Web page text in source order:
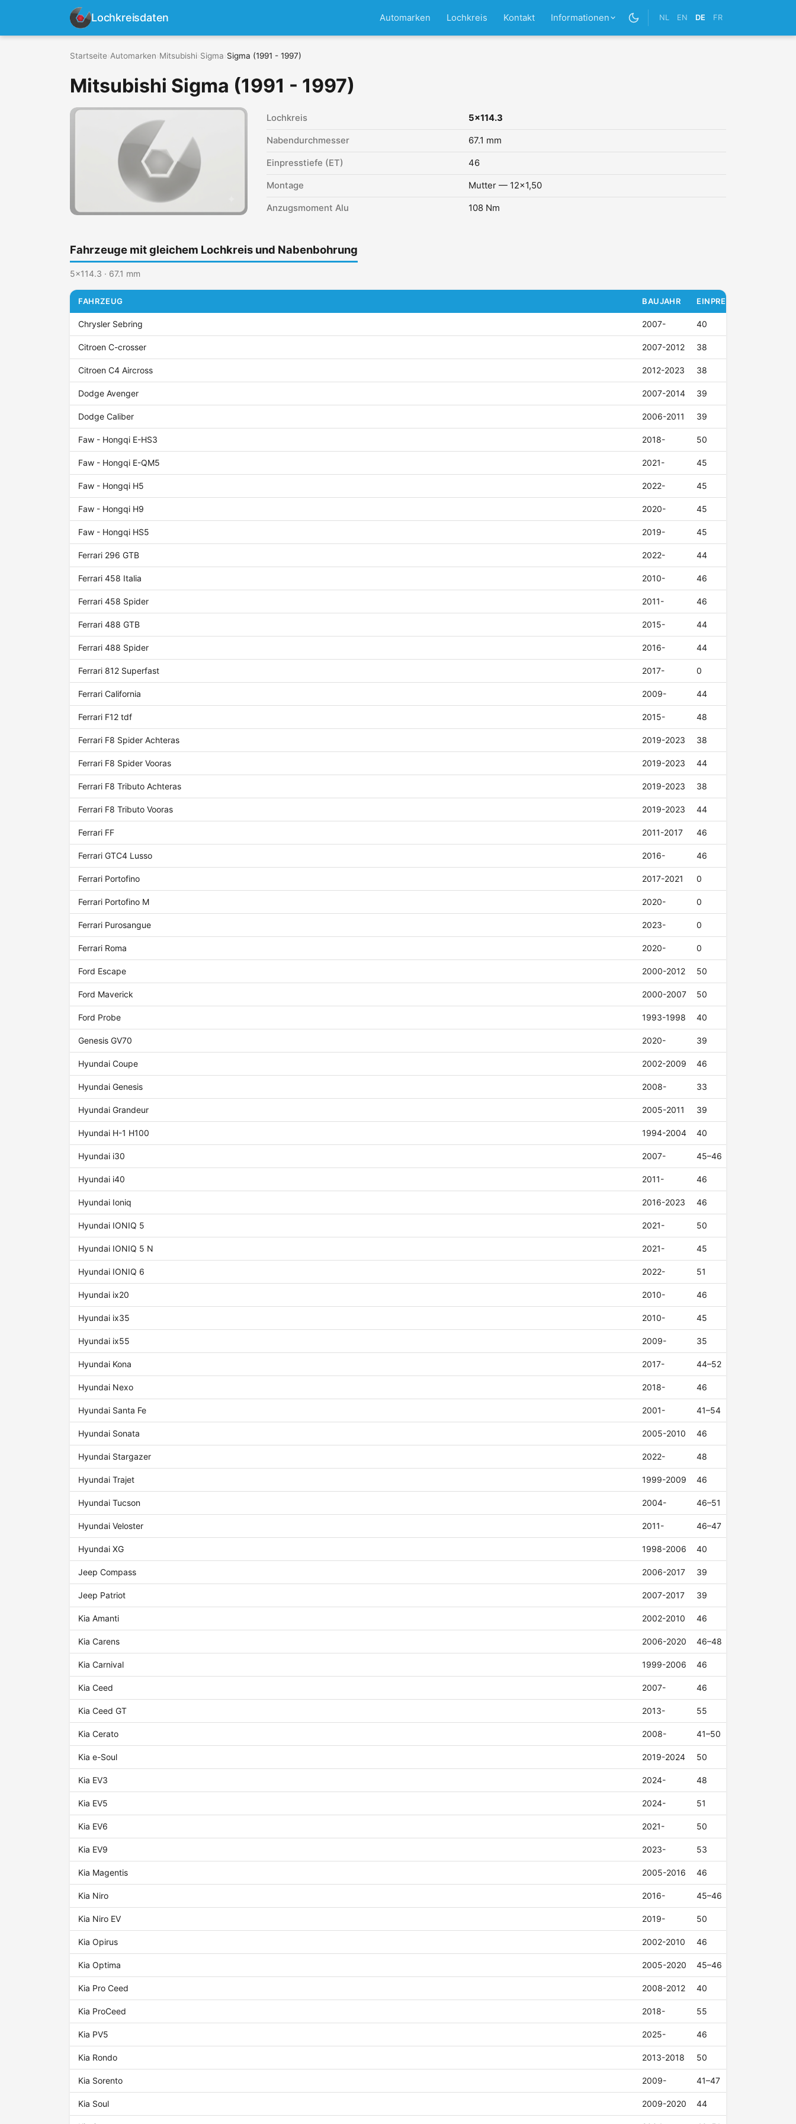
Lochkreisdaten Automarken Lochkreis Kontakt Informationen NL EN DE FR
Startseite Automarken Mitsubishi Sigma Sigma (1991 - 1997)
Mitsubishi Sigma (1991 - 1997)
Lochkreis 5x114.3
Nabendurchmesser 67.1 mm
Einpresstiefe (ET) 46
Montage Mutter — 12x1,50
Anzugsmoment Alu 108 Nm
Fahrzeuge mit gleichem Lochkreis und Nabenbohrung
5x114.3 · 67.1 mm
FAHRZEUG BAUJAHR EINPRESSTIEFE (ET)
Chrysler Sebring 2007- 40
Citroen C-crosser 2007-2012 38
Citroen C4 Aircross 2012-2023 38
Dodge Avenger 2007-2014 39
Dodge Caliber 2006-2011 39
Faw - Hongqi E-HS3 2018- 50
Faw - Hongqi E-QM5 2021- 45
Faw - Hongqi H5 2022- 45
Faw - Hongqi H9 2020- 45
Faw - Hongqi HS5 2019- 45
Ferrari 296 GTB 2022- 44
Ferrari 458 Italia 2010- 46
Ferrari 458 Spider 2011- 46
Ferrari 488 GTB 2015- 44
Ferrari 488 Spider 2016- 44
Ferrari 812 Superfast 2017- 0
Ferrari California 2009- 44
Ferrari F12 tdf 2015- 48
Ferrari F8 Spider Achteras 2019-2023 38
Ferrari F8 Spider Vooras 2019-2023 44
Ferrari F8 Tributo Achteras 2019-2023 38
Ferrari F8 Tributo Vooras 2019-2023 44
Ferrari FF 2011-2017 46
Ferrari GTC4 Lusso 2016- 46
Ferrari Portofino 2017-2021 0
Ferrari Portofino M 2020- 0
Ferrari Purosangue 2023- 0
Ferrari Roma 2020- 0
Ford Escape 2000-2012 50
Ford Maverick 2000-2007 50
Ford Probe 1993-1998 40
Genesis GV70 2020- 39
Hyundai Coupe 2002-2009 46
Hyundai Genesis 2008- 33
Hyundai Grandeur 2005-2011 39
Hyundai H-1 H100 1994-2004 40
Hyundai i30 2007- 45–46
Hyundai i40 2011- 46
Hyundai Ioniq 2016-2023 46
Hyundai IONIQ 5 2021- 50
Hyundai IONIQ 5 N 2021- 45
Hyundai IONIQ 6 2022- 51
Hyundai ix20 2010- 46
Hyundai ix35 2010- 45
Hyundai ix55 2009- 35
Hyundai Kona 2017- 44–52
Hyundai Nexo 2018- 46
Hyundai Santa Fe 2001- 41–54
Hyundai Sonata 2005-2010 46
Hyundai Stargazer 2022- 48
Hyundai Trajet 1999-2009 46
Hyundai Tucson 2004- 46–51
Hyundai Veloster 2011- 46–47
Hyundai XG 1998-2006 40
Jeep Compass 2006-2017 39
Jeep Patriot 2007-2017 39
Kia Amanti 2002-2010 46
Kia Carens 2006-2020 46–48
Kia Carnival 1999-2006 46
Kia Ceed 2007- 46
Kia Ceed GT 2013- 55
Kia Cerato 2008- 41–50
Kia e-Soul 2019-2024 50
Kia EV3 2024- 48
Kia EV5 2024- 51
Kia EV6 2021- 50
Kia EV9 2023- 53
Kia Magentis 2005-2016 46
Kia Niro 2016- 45–46
Kia Niro EV 2019- 50
Kia Opirus 2002-2010 46
Kia Optima 2005-2020 45–46
Kia Pro Ceed 2008-2012 40
Kia ProCeed 2018- 55
Kia PV5 2025- 46
Kia Rondo 2013-2018 50
Kia Sorento 2009- 41–47
Kia Soul 2009-2020 44